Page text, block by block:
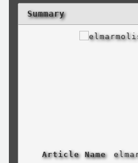
Summary
Article Name